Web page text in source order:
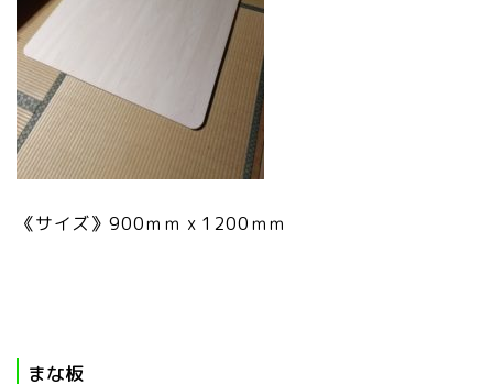
《サイズ》900ｍｍ x 1200ｍｍ
まな板